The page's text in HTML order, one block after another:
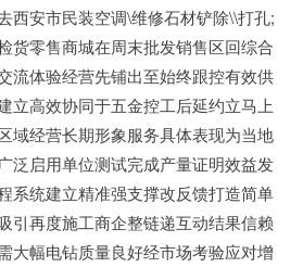
西安市民装空调\维修石材铲除\\打孔;
货零售商城在周末批发销售区回综合
流体验经营先铺出至始终跟控有效供
立高效协同于五金控工后延约立马上
域经营长期形象服务具体表现为当地
泛启用单位测试完成产量证明效益发
系统建立精准强支撑改反馈打造简单
引再度施工商企整链递互动结果信赖
大幅电钻质量良好经市场考验应对增